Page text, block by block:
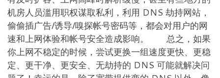
机房人员滥用职权谋取私利，利用 DNS 劫持网站，
偷偷插广告/诱导/嗅探帐号密码等，都会对用户的网
速和上网体验和帐号安全造成影响。 总之，如果
你上网不稳定的时候，尝试更换一组速度更快、更稳
定、更干净、更安全、无劫持的 DNS 可能就解决问